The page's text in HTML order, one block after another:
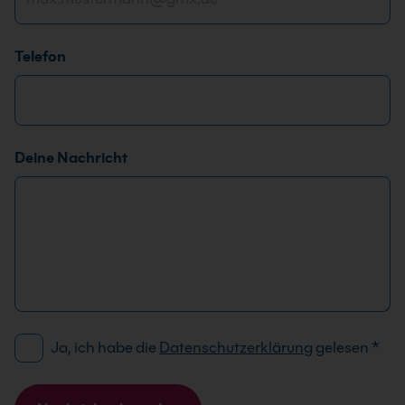
r
c
h
Telefon
Deine Nachricht
D
S
G
Ja, ich habe die Datenschutzerklärung gelesen *